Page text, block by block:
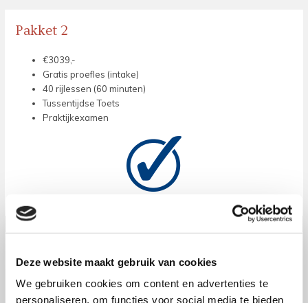
Deze website maakt gebruik van cookies
We gebruiken cookies om content en advertenties te
personaliseren, om functies voor social media te bieden
Pakket 2
€3039,-
Gratis proefles (intake)
40 rijlessen (60 minuten)
Tussentijdse Toets
Praktijkexamen
€2169,-
Gratis proefles (intake)